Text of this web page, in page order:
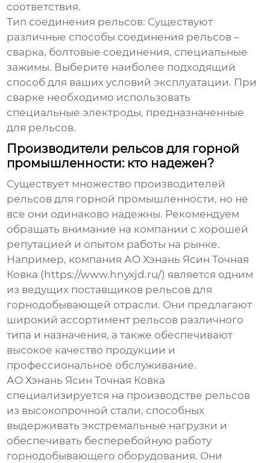
соответствия.
Тип соединения рельсов: Существуют
различные способы соединения рельсов –
сварка, болтовые соединения, специальные
зажимы. Выберите наиболее подходящий
способ для ваших условий эксплуатации. При
сварке необходимо использовать
специальные электроды, предназначенные
для рельсов.
Производители рельсов для горной
промышленности: кто надежен?
Существует множество производителей
рельсов для горной промышленности, но не
все они одинаково надежны. Рекомендуем
обращать внимание на компании с хорошей
репутацией и опытом работы на рынке.
Например, компания АО Хэнань Ясин Точная
Ковка ( https://www.hnyxjd.ru/) является одним
из ведущих поставщиков рельсов для
горнодобывающей отрасли. Они предлагают
широкий ассортимент рельсов различного
типа и назначения, а также обеспечивают
высокое качество продукции и
профессиональное обслуживание.
АО Хэнань Ясин Точная Ковка
специализируется на производстве рельсов
из высокопрочной стали, способных
выдерживать экстремальные нагрузки и
обеспечивать бесперебойную работу
горнодобывающего оборудования. Они